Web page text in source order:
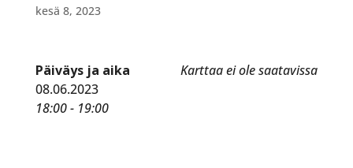
kesä 8, 2023
Karttaa ei ole saatavissa
Päiväys ja aika
08.06.2023
18:00 - 19:00